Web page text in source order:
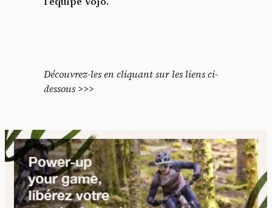
Découvrez-les en cliquant sur les liens ci-
dessous >>>